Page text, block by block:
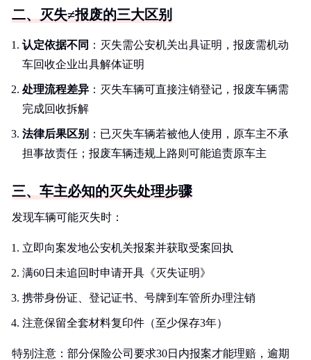
二、灭失≠报废的三大区别
认定依据不同 ：灭失需公安机关出具证明，报废需机动
车回收企业出具解体证明
处理流程差异 ：灭失车辆可直接注销登记，报废车辆需
完成回收拆解
法律后果区别 ：已灭失车辆若被他人使用，原车主不承
担事故责任；报废车辆违规上路则可能追责原车主
三、车主必知的灭失处理步骤
发现车辆可能灭失时：
立即向案发地公安机关报案并获取受案回执
满60日未追回时申请开具《灭失证明》
携带身份证、登记证书、号牌到车管所办理注销
注意保留全套材料复印件（至少保存3年）
特别注意：部分保险公司要求30日内报案才能理赔，逾期